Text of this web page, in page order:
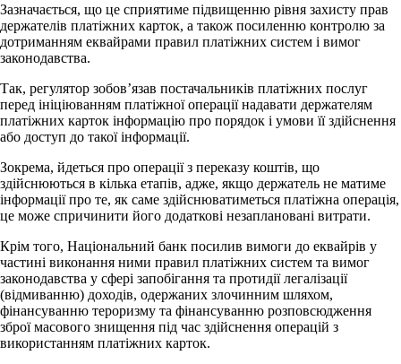
Зазначається, що це сприятиме підвищенню рівня захисту прав
держателів платіжних карток, а також посиленню контролю за
дотриманням еквайрами правил платіжних систем і вимог
законодавства.
Так, регулятор зобов’язав постачальників платіжних послуг
перед ініціюванням платіжної операції надавати держателям
платіжних карток інформацію про порядок і умови її здійснення
або доступ до такої інформації.
Зокрема, йдеться про операції з переказу коштів, що
здійснюються в кілька етапів, адже, якщо держатель не матиме
інформації про те, як саме здійснюватиметься платіжна операція,
це може спричинити його додаткові незаплановані витрати.
Крім того, Національний банк посилив вимоги до еквайрів у
частині виконання ними правил платіжних систем та вимог
законодавства у сфері запобігання та протидії легалізації
(відмиванню) доходів, одержаних злочинним шляхом,
фінансуванню тероризму та фінансуванню розповсюдження
зброї масового знищення під час здійснення операцій з
використанням платіжних карток.